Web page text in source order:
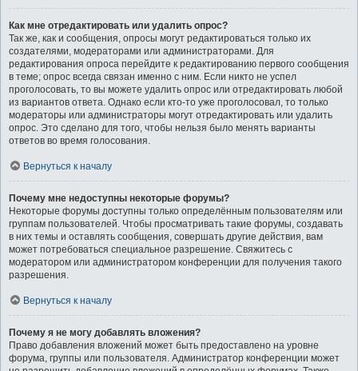
Как мне отредактировать или удалить опрос?
Так же, как и сообщения, опросы могут редактироваться только их
создателями, модераторами или администраторами. Для
редактирования опроса перейдите к редактированию первого сообщения
в теме; опрос всегда связан именно с ним. Если никто не успел
проголосовать, то вы можете удалить опрос или отредактировать любой
из вариантов ответа. Однако если кто-то уже проголосовал, то только
модераторы или администраторы могут отредактировать или удалить
опрос. Это сделано для того, чтобы нельзя было менять варианты
ответов во время голосования.
Вернуться к началу
Почему мне недоступны некоторые форумы?
Некоторые форумы доступны только определённым пользователям или
группам пользователей. Чтобы просматривать такие форумы, создавать
в них темы и оставлять сообщения, совершать другие действия, вам
может потребоваться специальное разрешение. Свяжитесь с
модератором или администратором конференции для получения такого
разрешения.
Вернуться к началу
Почему я не могу добавлять вложения?
Право добавления вложений может быть предоставлено на уровне
форума, группы или пользователя. Администратор конференции может